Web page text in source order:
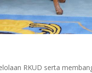
RKUD serta